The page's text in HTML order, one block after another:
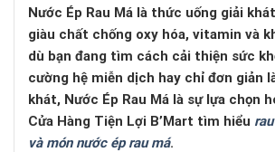
Nước Ép Rau Má là thức uống giải
giàu chất chống oxy hóa, vitamin và
dù bạn đang tìm cách cải thiện sức
cường hệ miễn dịch hay chỉ đơn giản
khát, Nước Ép Rau Má là sự lựa chọn
Cửa Hàng Tiện Lợi B’Mart tìm hiểu
và món nước ép rau má.